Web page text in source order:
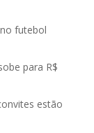
futebol
para R$
estão